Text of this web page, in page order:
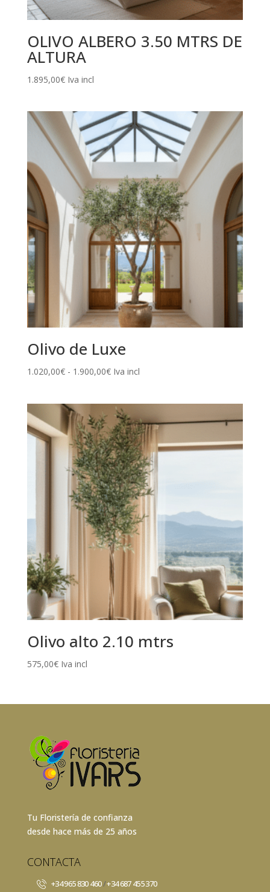
OLIVO ALBERO 3.50 MTRS DE
ALTURA
1.895,00€ Iva incl
Olivo de Luxe
1.020,00€ - 1.900,00€Rango
desde
1.020,00€
hasta
1.900,00€
Iva incl
Olivo alto 2.10 mtrs
575,00€ Iva incl
Tu Floristería de confianza
desde hace más de 25 años
CONTACTA
+34 965 830 460/+34 687 455 370